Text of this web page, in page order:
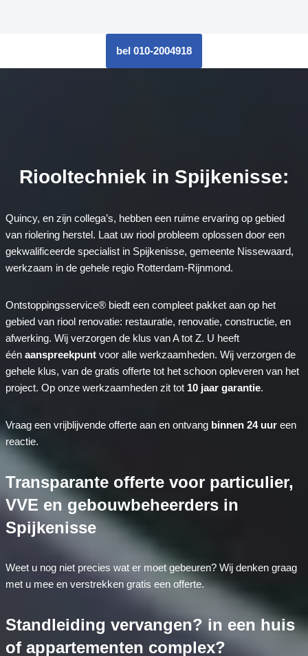
bel 010-2004918
Riooltechniek in Spijkenisse:
Quincy, en zijn collega’s, hebben een ruime ervaring op gebied
van riolering herstel. Laat uw riool probleem oplossen door een
gekwalificeerde specialist in Spijkenisse, gemeente Nissewaard,
werkzaam in de gehele regio Rotterdam-Rijnmond.
Ontstoppingsservice® biedt een compleet pakket aan op het
gebied van riool renovatie: restauratie, renovatie, constructie, en
afwerking. Wij verzorgen de klus van A tot Z. U heeft
één aanspreekpuntvoor alle werkzaamheden. Wij verzorgen de
gehele klus, van de gratis offerte tot het schoon opleveren van het
project. Op onze werkzaamheden zit tot 10 jaar garantie.
Vraag een vrijblijvende offerte aan en ontvang binnen 24 uureen
reactie.
Transparante offerte voor particulier,
VVE en gebouwbeheerders in
Spijkenisse
Weet u nog niet precies wat er moet gebeuren? Wij denken graag
met u mee en verstrekken gratis een offerte.
Standleiding vervangen? in een huis
of appartementen complex?